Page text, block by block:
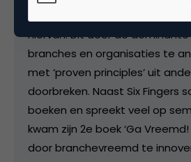
hiervan. Dit door de
branches en organisaties te
met ‘proven principles’ uit
doorbreken. Naast Six Fingers
boeken en spreekt veel op
kwam zijn 2e boek ‘Ga
door branchevreemd te